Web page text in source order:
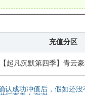
充值分区
【起凡沉默第四季】青云
认成功冲值后，假如还